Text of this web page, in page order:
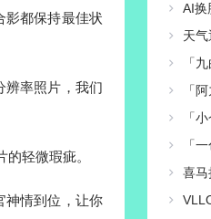
影都保持最佳状
辨率照片，我们
轻微瑕疵。
神情到位，让你
AI换
天气
「九曲
「阿九
「小仓
「一色
喜马